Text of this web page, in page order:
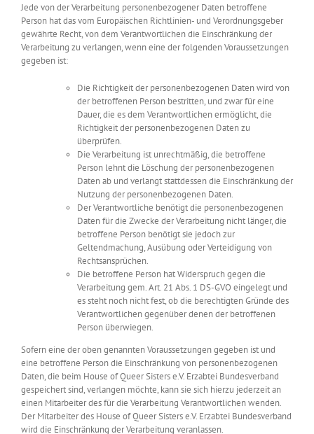
Jede von der Verarbeitung personenbezogener Daten betroffene
Person hat das vom Europäischen Richtlinien- und Verordnungsgeber
gewährte Recht, von dem Verantwortlichen die Einschränkung der
Verarbeitung zu verlangen, wenn eine der folgenden Voraussetzungen
gegeben ist:
Die Richtigkeit der personenbezogenen Daten wird von
der betroffenen Person bestritten, und zwar für eine
Dauer, die es dem Verantwortlichen ermöglicht, die
Richtigkeit der personenbezogenen Daten zu
überprüfen.
Die Verarbeitung ist unrechtmäßig, die betroffene
Person lehnt die Löschung der personenbezogenen
Daten ab und verlangt stattdessen die Einschränkung der
Nutzung der personenbezogenen Daten.
Der Verantwortliche benötigt die personenbezogenen
Daten für die Zwecke der Verarbeitung nicht länger, die
betroffene Person benötigt sie jedoch zur
Geltendmachung, Ausübung oder Verteidigung von
Rechtsansprüchen.
Die betroffene Person hat Widerspruch gegen die
Verarbeitung gem. Art. 21 Abs. 1 DS-GVO eingelegt und
es steht noch nicht fest, ob die berechtigten Gründe des
Verantwortlichen gegenüber denen der betroffenen
Person überwiegen.
Sofern eine der oben genannten Voraussetzungen gegeben ist und
eine betroffene Person die Einschränkung von personenbezogenen
Daten, die beim House of Queer Sisters e.V. Erzabtei Bundesverband
gespeichert sind, verlangen möchte, kann sie sich hierzu jederzeit an
einen Mitarbeiter des für die Verarbeitung Verantwortlichen wenden.
Der Mitarbeiter des House of Queer Sisters e.V. Erzabtei Bundesverband
wird die Einschränkung der Verarbeitung veranlassen.